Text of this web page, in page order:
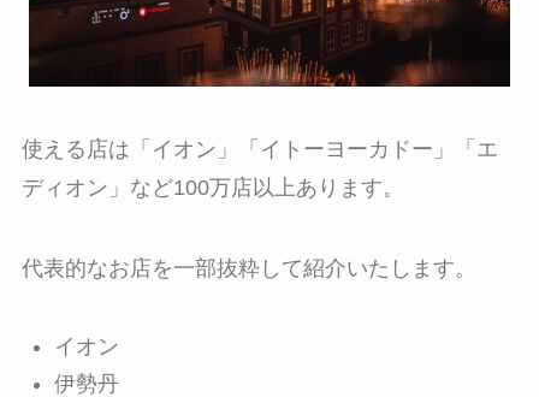
使える店は 「イオン」「イトーヨーカドー」「エ
ディオン」など100万店以上あります。
代表的なお店を一部抜粋して紹介いたします。
イオン
伊勢丹